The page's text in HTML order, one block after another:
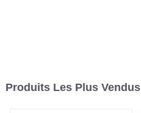
Produits Les Plus Vendus